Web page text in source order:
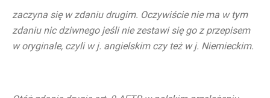
zaczyna się w zdaniu drugim. Oczywiście nie ma w tym
zdaniu nic dziwnego jeśli nie zestawi się go z przepisem
w oryginale, czyli w j. angielskim czy też w j. Niemieckim.